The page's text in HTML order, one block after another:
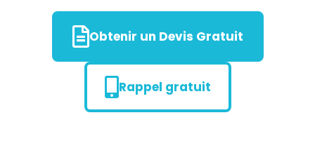
Obtenir un Devis Gratuit
Rappel gratuit